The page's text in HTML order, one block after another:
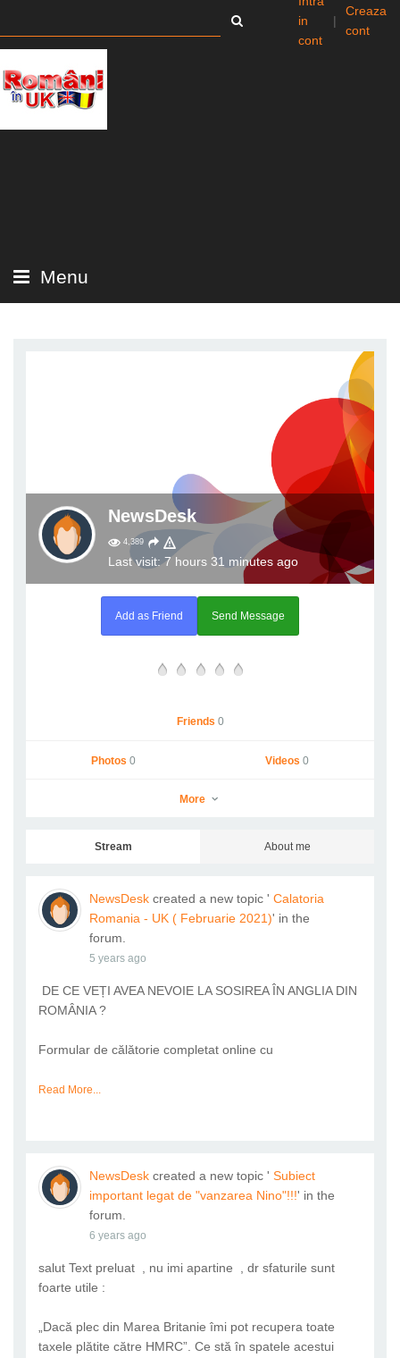
in
cont
|
Creaza
cont
Menu
NewsDesk
4,389
Last visit: 7 hours 31 minutes ago
Add as Friend Send Message
Friends 0
Photos 0 Videos 0
More
Stream About me
NewsDeskcreated a new topic ' Calatoria
Romania - UK ( Februarie 2021)' in the
forum.
5 years ago
DE CE VEȚI AVEA NEVOIE LA SOSIREA ÎN ANGLIA DIN
ROMÂNIA ?
Formular de călătorie completat online cu
Read More...
NewsDeskcreated a new topic ' Subiect
important legat de "vanzarea Nino"!!!' in the
forum.
6 years ago
salut Text preluat , nu imi apartine , dr sfaturile sunt
foarte utile :
„Dacă plec din Marea Britanie îmi pot recupera toate
taxele plătite către HMRC”. Ce stă în spatele acestui